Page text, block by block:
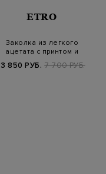
ETRO
Заколка из легкого
ацетата c принтом и
3 850 РУБ. 7 700 РУБ.